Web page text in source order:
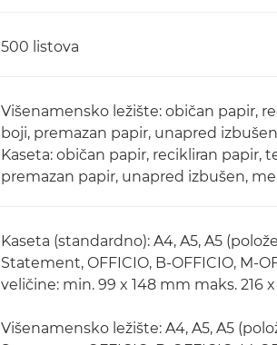
500 listova
Višenamensko ležište: običan papir,
boji, premazan papir, unapred
Kaseta: običan papir, recikliran papir,
premazan papir, unapred izbušen,
Kaseta (standardno): A4, A5, A5
Statement, OFFICIO, B-OFFICIO, M-
veličine: min. 99 x 148 mm maks. 216
Višenamensko ležište: A4, A5, A5